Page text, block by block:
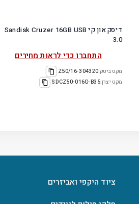
דיסק און קי Sandisk Cruzer 16GB USB
3.0
התחברו כדי לראות מחירים
מקט ביטק:304320-Z50/16
מקט יצרן:SDCZ50-016G-B35
ציוד היקפי ואביזרים